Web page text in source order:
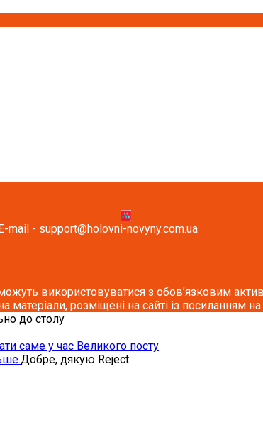
mail - support@holovni-novyny.com.ua
використовуватися з обов’язковим
матеріали, розміщені на сайті із посиланням
до столу
саме у час Великого посту
Добре, дякую Reject